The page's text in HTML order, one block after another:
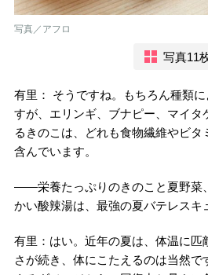
写真／アフロ
写真11
有里： そうですね。もちろん種類
すが、エリンギ、ブナピー、マイタ
るきのこは、どれも食物繊維やビタ
含んでいます。
――栄養たっぷりのきのこと夏野菜
かい酸辣湯は、最強の夏バテレスキ
有里：はい。近年の夏は、体温に匹
さが続き、体にこたえるのは当然で